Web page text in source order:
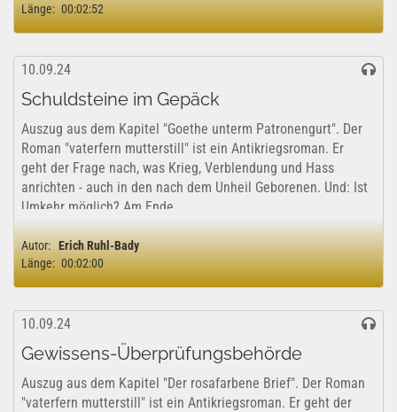
Länge: 00:02:52
10.09.24
Schuldsteine im Gepäck
Auszug aus dem Kapitel "Goethe unterm Patronengurt". Der
Roman "vaterfern mutterstill" ist ein Antikriegsroman. Er
geht der Frage nach, was Krieg, Verblendung und Hass
anrichten - auch in den nach dem Unheil Geborenen. Und: Ist
Umkehr möglich? Am Ende...
Autor: Erich Ruhl-Bady
Länge: 00:02:00
10.09.24
Gewissens-Überprüfungsbehörde
Auszug aus dem Kapitel "Der rosafarbene Brief". Der Roman
"vaterfern mutterstill" ist ein Antikriegsroman. Er geht der